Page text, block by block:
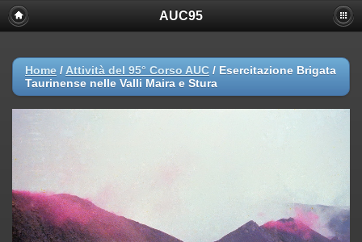
AUC95
Home / Attività del 95° Corso AUC / Esercitazione Brigata
Taurinense nelle Valli Maira e Stura